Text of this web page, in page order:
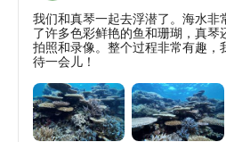
我们和真琴一起去浮潜了。海水非
了许多色彩鲜艳的鱼和珊瑚，真琴
拍照和录像。整个过程非常有趣，
待一会儿！